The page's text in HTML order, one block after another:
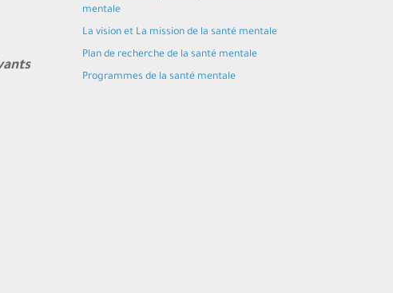
mentale
La vision et La mission de la santé mentale
Plan de recherche de la santé mentale
Programmes de la santé mentale